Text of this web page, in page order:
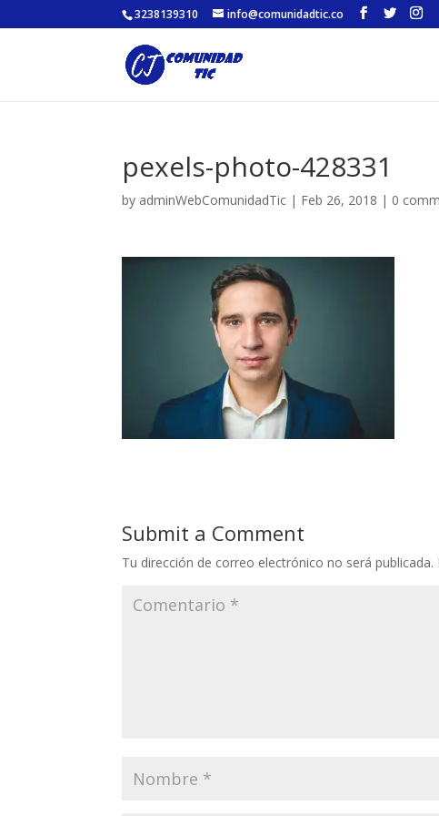
3238139310 info@comunidadtic.co
pexels-photo-428331
by adminWebComunidadTic | Feb 26, 2018 | 0
Submit a Comment
Tu dirección de correo electrónico no será publicada.